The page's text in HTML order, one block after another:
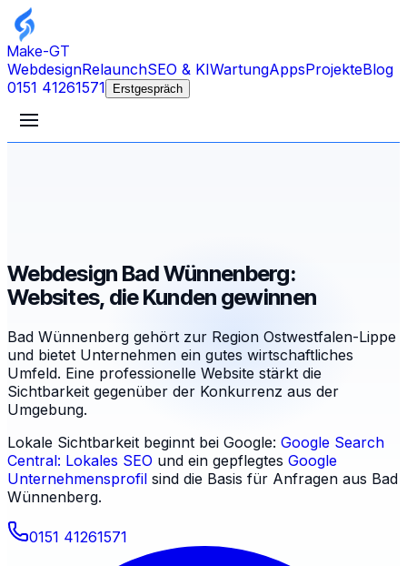
Make-GT
WebdesignRelaunchSEO & KIWartungAppsProjekteBlog
0151 41261571
Erstgespräch
Webdesign Bad Wünnenberg:
Websites, die Kunden gewinnen
Bad Wünnenberg gehört zur Region Ostwestfalen-Lippe
und bietet Unternehmen ein gutes wirtschaftliches
Umfeld. Eine professionelle Website stärkt die
Sichtbarkeit gegenüber der Konkurrenz aus der
Umgebung.
Lokale Sichtbarkeit beginnt bei Google: Google Search
Central: Lokales SEO und ein gepflegtes Google
Unternehmensprofil sind die Basis für Anfragen aus Bad
Wünnenberg.
0151 41261571